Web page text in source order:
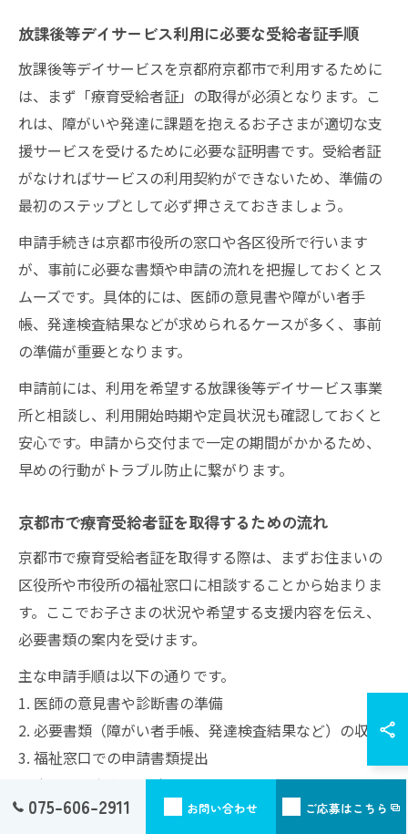
放課後等デイサービス利用に必要な受給者証手順
放課後等デイサービスを京都府京都市で利用するために
は、まず「療育受給者証」の取得が必須となります。こ
れは、障がいや発達に課題を抱えるお子さまが適切な支
援サービスを受けるために必要な証明書です。受給者証
がなければサービスの利用契約ができないため、準備の
最初のステップとして必ず押さえておきましょう。
申請手続きは京都市役所の窓口や各区役所で行います
が、事前に必要な書類や申請の流れを把握しておくとス
ムーズです。具体的には、医師の意見書や障がい者手
帳、発達検査結果などが求められるケースが多く、事前
の準備が重要となります。
申請前には、利用を希望する放課後等デイサービス事業
所と相談し、利用開始時期や定員状況も確認しておくと
安心です。申請から交付まで一定の期間がかかるため、
早めの行動がトラブル防止に繋がります。
京都市で療育受給者証を取得するための流れ
京都市で療育受給者証を取得する際は、まずお住まいの
区役所や市役所の福祉窓口に相談することから始まりま
す。ここでお子さまの状況や希望する支援内容を伝え、
必要書類の案内を受けます。
主な申請手順は以下の通りです。
1. 医師の意見書や診断書の準備
2. 必要書類（障がい者手帳、発達検査結果など）の収集
3. 福祉窓口での申請書類提出
4. 市による審査・面談
5. 受給者証の交付
075-606-2911 お問い合わせ ご応募はこちら